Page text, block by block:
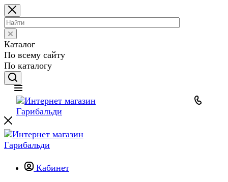
Каталог
По всему сайту
По каталогу
Кабинет